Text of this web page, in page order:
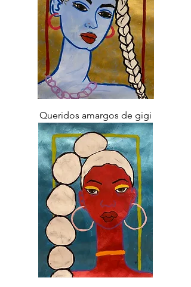
Queridos amargos de gigi